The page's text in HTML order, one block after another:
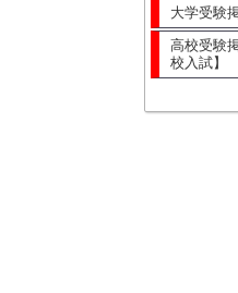
大学受験
高校受験
校入試】